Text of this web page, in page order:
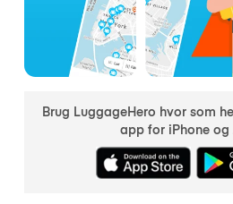
Brug LuggageHero hvor som
app for iPhone